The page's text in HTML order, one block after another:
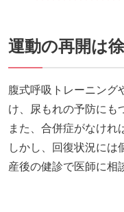
運動の再開は
腹式呼吸トレーニング
け、尿もれの予防にも
また、合併症がなけれ
しかし、回復状況には
産後の健診で医師に相